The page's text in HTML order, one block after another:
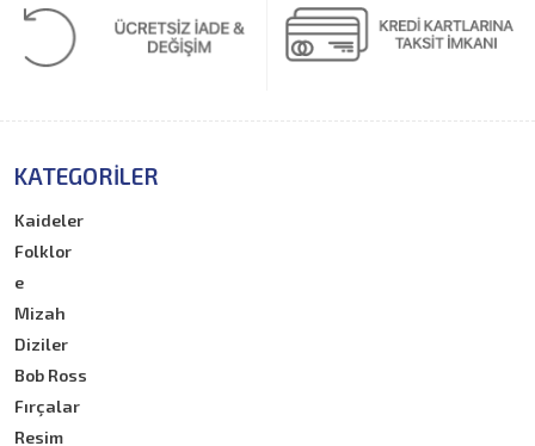
KATEGORILER
Kaideler
Folklor
e
Mizah
Diziler
Bob Ross
Fırçalar
Resim